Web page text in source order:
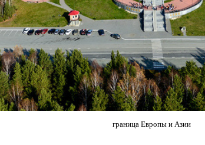
граница Европы и Азии